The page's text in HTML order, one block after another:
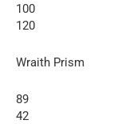
100
120
Wraith Prism
89
42